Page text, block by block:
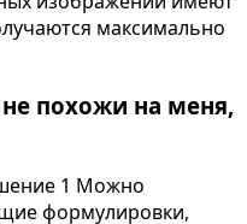
максимально
похожи на меня,
1 Можно
формулировки,